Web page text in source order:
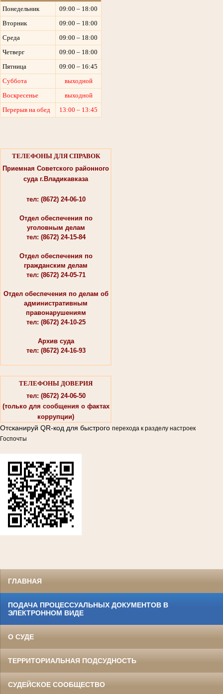
Понедельник
09:00 – 18:00
Вторник
09:00 – 18:00
Среда
09:00 – 18:00
Четверг
09:00 – 18:00
Пятница
09:00 – 16:45
Суббота
выходной
Воскресенье
выходной
Перерыв на обед
13:00 – 13:45
ТЕЛЕФОНЫ ДЛЯ СПРАВОК
Приемная Советского районного
суда г.Владикавказа
тел: (8672) 24-06-10
Отдел обеспечения по
уголовным делам
тел: (8672) 24-15-84
Отдел обеспечения по
гражданским делам
тел: (8672) 24-05-71
Отдел обеспечения по делам об
административным
правонарушениям
тел: (8672) 24-10-25
Архив суда
тел: (8672) 24-16-93
ТЕЛЕФОНЫ ДОВЕРИЯ
тел: (8672) 24-06-50
(только для сообщения о фактах
коррупции)
Отсканируй QR-код для быстрого перехода к разделу настроек
Госпочты
ГЛАВНАЯ
ПОДАЧА ПРОЦЕССУАЛЬНЫХ ДОКУМЕНТОВ В
ЭЛЕКТРОННОМ ВИДЕ
О СУДЕ
ТЕРРИТОРИАЛЬНАЯ ПОДСУДНОСТЬ
СУДЕЙСКОЕ СООБЩЕСТВО